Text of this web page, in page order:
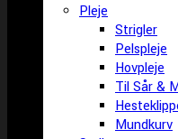
Pleje
Strigler
Pelspleje
Hovpleje
Til Sår &
Mundkurv